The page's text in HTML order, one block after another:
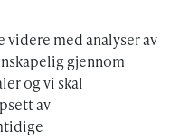
med analyser av
gjennom
og vi skal
av